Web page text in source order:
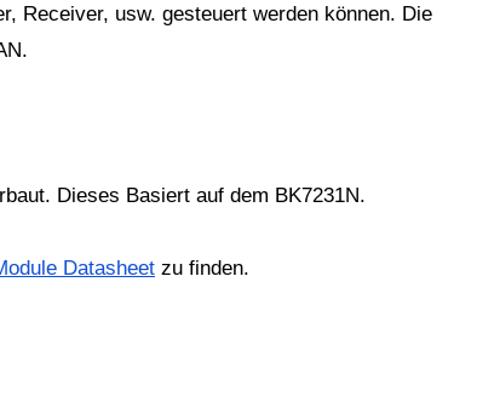
Dieses Basiert auf dem BK7231N.
Datasheet zu finden.